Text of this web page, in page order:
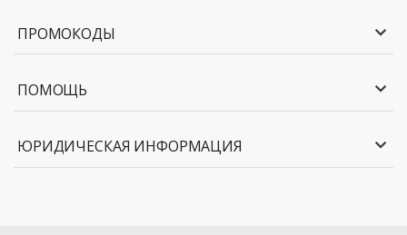
ПРОМОКОДЫ
ПОМОЩЬ
ЮРИДИЧЕСКАЯ ИНФОРМАЦИЯ